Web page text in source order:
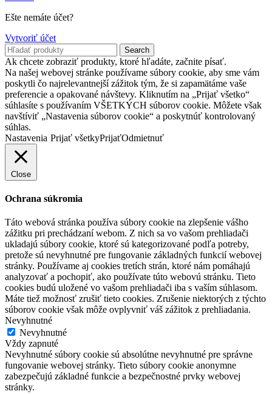
Ešte nemáte účet?
Vytvoriť účet
Search
Ak chcete zobraziť produkty, ktoré hľadáte, začnite písať.
Na našej webovej stránke používame súbory cookie, aby sme vám
poskytli čo najrelevantnejší zážitok tým, že si zapamätáme vaše
preferencie a opakované návštevy. Kliknutím na „Prijať všetko“
súhlasíte s používaním VŠETKÝCH súborov cookie. Môžete však
navštíviť „Nastavenia súborov cookie“ a poskytnúť kontrolovaný
súhlas.
Nastavenia Prijať všetkyPrijaťOdmietnuť
Close
Ochrana súkromia
Táto webová stránka používa súbory cookie na zlepšenie vášho
zážitku pri prechádzaní webom. Z nich sa vo vašom prehliadači
ukladajú súbory cookie, ktoré sú kategorizované podľa potreby,
pretože sú nevyhnutné pre fungovanie základných funkcií webovej
stránky. Používame aj cookies tretích strán, ktoré nám pomáhajú
analyzovať a pochopiť, ako používate túto webovú stránku. Tieto
cookies budú uložené vo vašom prehliadači iba s vaším súhlasom.
Máte tiež možnosť zrušiť tieto cookies. Zrušenie niektorých z týchto
súborov cookie však môže ovplyvniť váš zážitok z prehliadania.
Nevyhnutné
Nevyhnutné
Vždy zapnuté
Nevyhnutné súbory cookie sú absolútne nevyhnutné pre správne
fungovanie webovej stránky. Tieto súbory cookie anonymne
zabezpečujú základné funkcie a bezpečnostné prvky webovej
stránky.